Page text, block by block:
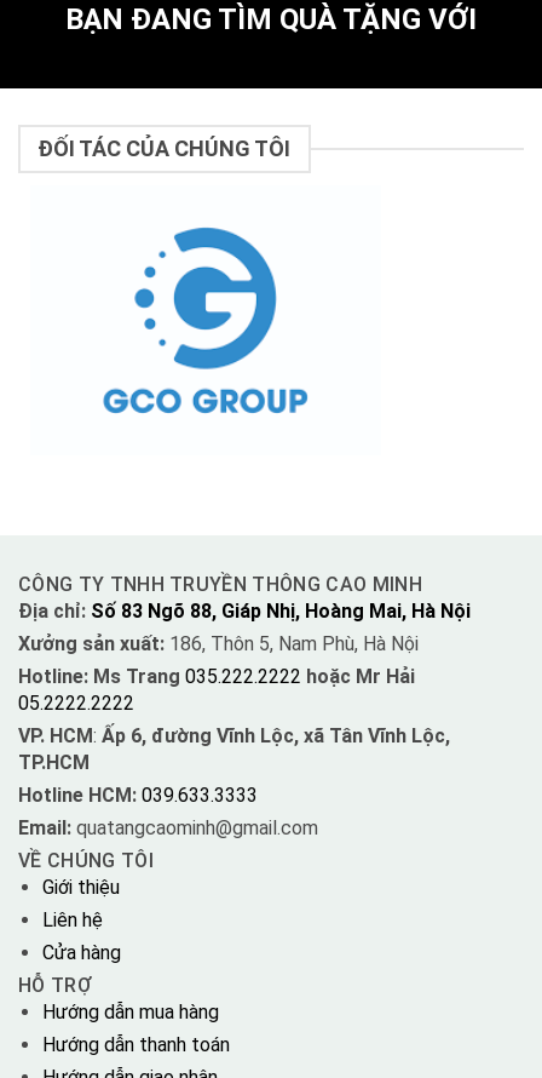
BẠN ĐANG TÌM QUÀ TẶNG VỚI
ĐỐI TÁC CỦA CHÚNG TÔI
CÔNG TY TNHH TRUYỀN THÔNG CAO MINH
Địa chỉ: Số 83 Ngõ 88, Giáp Nhị, Hoàng Mai, Hà Nội
Xưởng sản xuất: 186, Thôn 5, Nam Phù, Hà Nội
Hotline: Ms Trang 035.222.2222 hoặc Mr Hải
05.2222.2222
VP. HCM: Ấp 6, đường Vĩnh Lộc, xã Tân Vĩnh Lộc,
TP.HCM
Hotline HCM: 039.633.3333
Email: quatangcaominh@gmail.com
VỀ CHÚNG TÔI
Giới thiệu
Liên hệ
Cửa hàng
HỖ TRỢ
Hướng dẫn mua hàng
Hướng dẫn thanh toán